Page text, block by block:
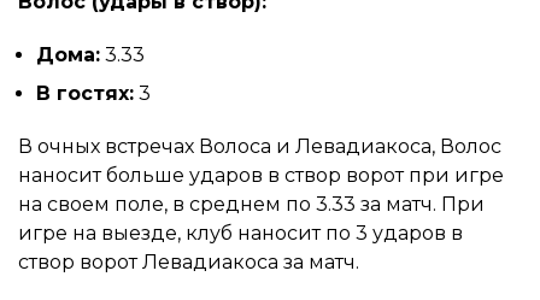
Дома: 3.33
В гостях: 3
В очных встречах Волоса и Левадиакоса, Волос
наносит больше ударов в створ ворот при игре
на своем поле, в среднем по 3.33 за матч. При
игре на выезде, клуб наносит по 3 ударов в
створ ворот Левадиакоса за матч.